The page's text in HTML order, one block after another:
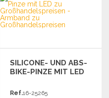
Angebot anfordern
SILICONE- UND ABS-
BIKE-PINZE MIT LED
Ref.16-25265